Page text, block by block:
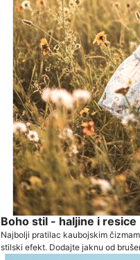
Boho stil - haljine i resice
Najbolji pratilac kaubojskim
stilski efekt. Dodajte jaknu od